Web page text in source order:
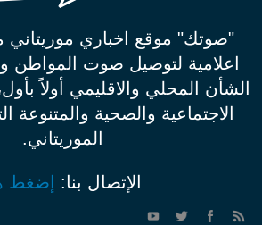
"صوتك" موقع اخباري
اعلامية لتوصيل صوت المواطن
الشأن المحلي والاقليمي أولاً
الاجتماعية والصحية والمتنوعة
الموريتاني.
الإتصال بنا: إضغط